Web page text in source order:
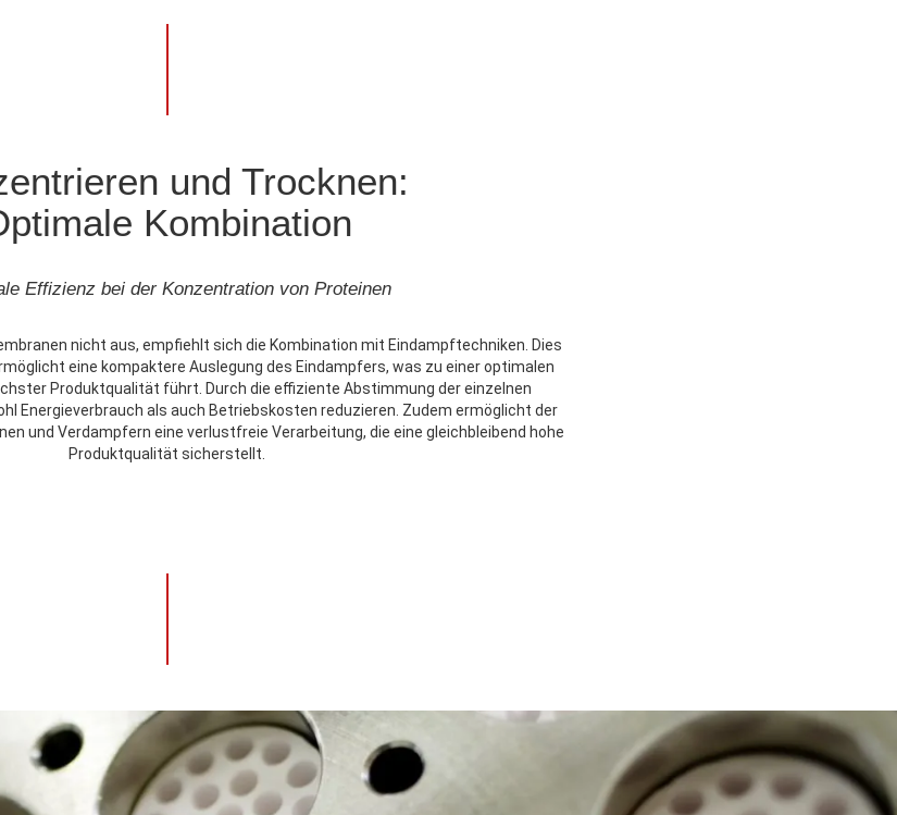
und Trocknen:
Kombination
Effizienz bei der Konzentration von Proteinen
nicht aus, empfiehlt sich die Kombination mit Eindampftechniken. Dies
eine kompaktere Auslegung des Eindampfers, was zu einer optimalen
Produktqualität führt. Durch die effiziente Abstimmung der einzelnen
Energieverbrauch als auch Betriebskosten reduzieren. Zudem ermöglicht der
und Verdampfern eine verlustfreie Verarbeitung, die eine gleichbleibend hohe
Produktqualität sicherstellt.